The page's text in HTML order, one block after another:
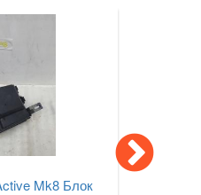
keyboard_arrow_down
Mk8 Блок